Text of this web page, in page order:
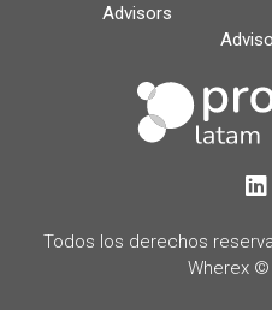
Advisors
Todos los derechos
Wherex ©